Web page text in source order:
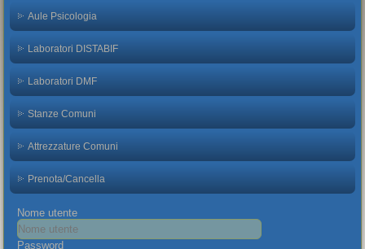
Aule Psicologia
Laboratori DISTABIF
Laboratori DMF
Stanze Comuni
Attrezzature Comuni
Prenota/Cancella
Nome utente
Password